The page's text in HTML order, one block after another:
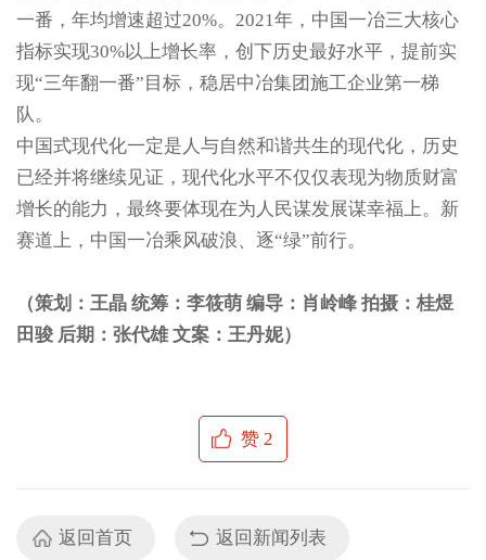
一番，年均增速超过20%。2021年，中国一冶三大核心
指标实现30%以上增长率，创下历史最好水平，提前实
现“三年翻一番”目标，稳居中冶集团施工企业第一梯
队。
中国式现代化一定是人与自然和谐共生的现代化，历史
已经并将继续见证，现代化水平不仅仅表现为物质财富
增长的能力，最终要体现在为人民谋发展谋幸福上。新
赛道上，中国一冶乘风破浪、逐“绿”前行。
（策划：王晶 统筹：李筱萌 编导：肖岭峰 拍摄：桂煜
田骏 后期：张代雄 文案：王丹妮）
赞 2
返回首页 返回新闻列表